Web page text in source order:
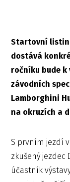
Startovní listina
dostává
ročníku bude
závodních
Lamborghini
na okruzích a
S prvním jezdí
zkušený jezdec
účastník